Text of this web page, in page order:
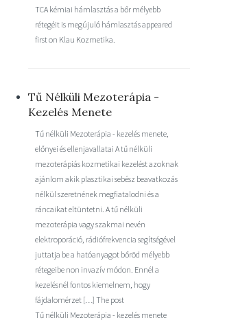
TCA kémiai hámlasztás a bőr mélyebb
rétegéit is megújuló hámlasztás appeared
first on Klau Kozmetika.
Tű Nélküli Mezoterápia -
Kezelés Menete
Tű nélküli Mezoterápia - kezelés menete,
előnyei és ellenjavallatai A tű nélküli
mezoterápiás kozmetikai kezelést azoknak
ajánlom akik plasztikai sebész beavatkozás
nélkül szeretnének megfiatalodni és a
ráncaikat eltüntetni. A tű nélküli
mezoterápia vagy szakmai nevén
elektroporáció, rádiófrekvencia segítségével
juttatja be a hatóanyagot bőröd mélyebb
rétegeibe non invazív módon. Ennél a
kezelésnél fontos kiemelnem, hogy
fájdalomérzet […] The post
Tű nélküli Mezoterápia - kezelés menete